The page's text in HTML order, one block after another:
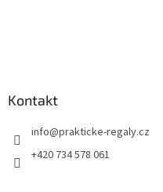
Kontakt
info@prakticke-regaly.cz
+420 734 578 061